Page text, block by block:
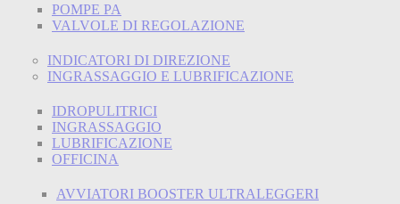
POMPE PA
VALVOLE DI REGOLAZIONE
INDICATORI DI DIREZIONE
INGRASSAGGIO E LUBRIFICAZIONE
IDROPULITRICI
INGRASSAGGIO
LUBRIFICAZIONE
OFFICINA
AVVIATORI BOOSTER ULTRALEGGERI